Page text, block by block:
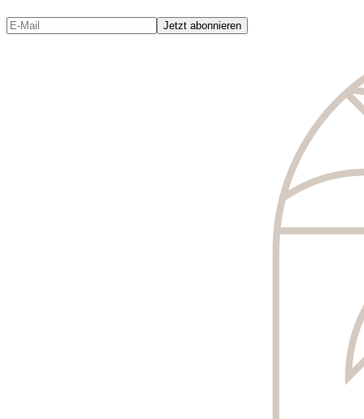
Jetzt abonnieren